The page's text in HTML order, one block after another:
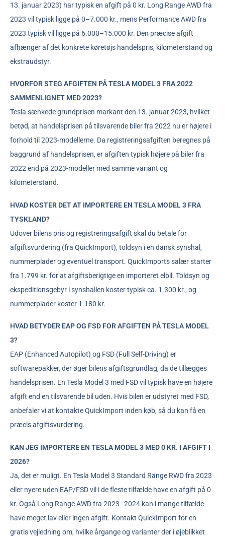
13. januar 2023) har typisk en afgift på 0 kr. Long Range AWD fra
2023 vil typisk ligge på 0–7.000 kr., mens Performance AWD fra
2023 typisk vil ligge på 6.000–15.000 kr. Den præcise afgift
afhænger af det konkrete køretøjs handelspris, kilometerstand og
ekstraudstyr.
HVORFOR STEG AFGIFTEN PÅ TESLA MODEL 3 FRA 2022
SAMMENLIGNET MED 2023?
Tesla sænkede grundprisen markant den 13. januar 2023, hvilket
betød, at handelsprisen på tilsvarende biler fra 2022 nu er højere i
forhold til 2023-modellerne. Da registreringsafgiften beregnes på
baggrund af handelsprisen, er afgiften typisk højere på biler fra
2022 end på 2023-modeller med samme variant og
kilometerstand.
HVAD KOSTER DET AT IMPORTERE EN TESLA MODEL 3 FRA
TYSKLAND?
Udover bilens pris og registreringsafgift skal du betale for
afgiftsvurdering (fra QuickImport), toldsyn i en dansk synshal,
nummerplader og eventuel transport. QuickImports salær starter
fra 1.799 kr. for at afgiftsberigtige en importeret elbil. Toldsyn og
ekspeditionsgebyr i synshallen koster typisk ca. 1.300 kr., og
nummerplader koster 1.180 kr.
HVAD BETYDER EAP OG FSD FOR AFGIFTEN PÅ TESLA MODEL
3?
EAP (Enhanced Autopilot) og FSD (Full Self-Driving) er
softwarepakker, der øger bilens afgiftsgrundlag, da de tillægges
handelsprisen. En Tesla Model 3 med FSD vil typisk have en højere
afgift end en tilsvarende bil uden. Hvis bilen er udstyret med FSD,
anbefaler vi at kontakte QuickImport inden køb, så du kan få en
præcis afgiftsvurdering.
KAN JEG IMPORTERE EN TESLA MODEL 3 MED 0 KR. I AFGIFT I
2026?
Ja, det er muligt. En Tesla Model 3 Standard Range RWD fra 2023
eller nyere uden EAP/FSD vil i de fleste tilfælde have en afgift på 0
kr. Også Long Range AWD fra 2023–2024 kan i mange tilfælde
have meget lav eller ingen afgift. Kontakt QuickImport for en
gratis vejledning om, hvilke årgange og varianter der i øjeblikket